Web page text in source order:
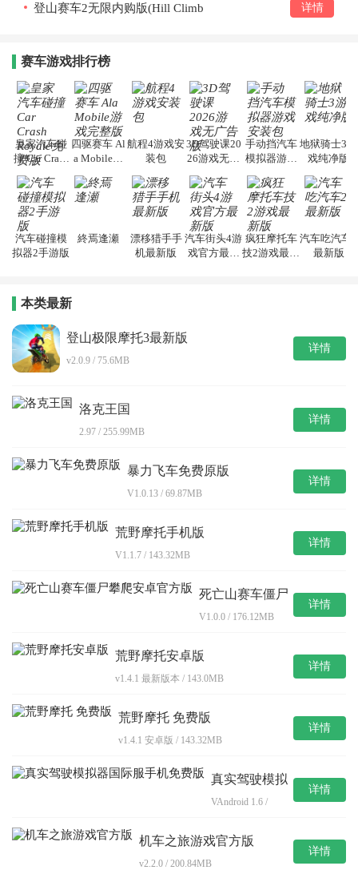
登山赛车2无限内购版(Hill Climb
详情
赛车游戏排行榜
皇家汽车碰
撞 Car Crash
版
四驱赛车 Al
a Mobile游
航程4游戏安
装包
3D驾驶课20
26游戏无广
手动挡汽车
模拟器游戏
地狱骑士3游
戏纯净版
汽车碰撞模
拟器2手游版
終焉逢瀬
漂移猎手手
机最新版
汽车街头4游
戏官方最新
疯狂摩托车
技2游戏最新
汽车吃汽车2
最新版
本类最新
登山极限摩托3最新版
v2.0.9 / 75.6MB
详情
洛克王国
2.97 / 255.99MB
详情
暴力飞车免费原版
V1.0.13 / 69.87MB
详情
荒野摩托手机版
V1.1.7 / 143.32MB
详情
死亡山赛车僵尸
V1.0.0 / 176.12MB
详情
荒野摩托安卓版
v1.4.1 最新版本 / 143.0MB
详情
荒野摩托 免费版
v1.4.1 安卓版 / 143.32MB
详情
真实驾驶模拟
免费版
VAndroid 1.6 /
详情
机车之旅游戏官方版
v2.2.0 / 200.84MB
详情